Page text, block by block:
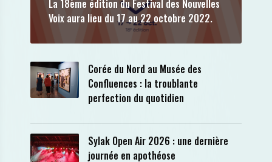
La 18ème édition du Festival des Nouvelles
Voix aura lieu du 17 au 22 octobre 2022.
Corée du Nord au Musée des
Confluences : la troublante
perfection du quotidien
Sylak Open Air 2026 : une dernière
journée en apothéose